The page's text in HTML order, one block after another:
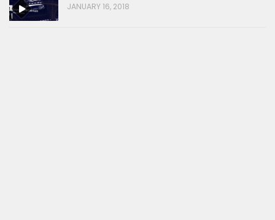
JANUARY 16, 2018